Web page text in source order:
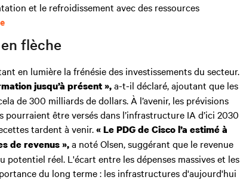
et le refroidissement avec des ressources
flèche
en lumière la frénésie des investissements du secteur.
jusqu’à présent »,a-t-il déclaré, ajoutant que les
de 300 milliards de dollars. À l’avenir, les prévisions
être versés dans l’infrastructure IA d’ici 2030
tardent à venir.« Le PDG de Cisco l’a estimé à
de revenus »,a noté Olsen, suggérant que le revenue
réel. L'écart entre les dépenses massives et les
du long terme : les infrastructures d'aujourd'hui